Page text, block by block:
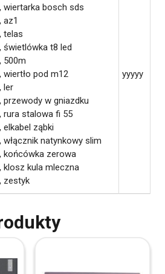
, wiertarka bosch sds
, az1
, telas
, świetlówka t8 led
, 500m
, wiertło pod m12
, ler
, przewody w gniazdku
, rura stalowa fi 55
, elkabel ząbki
, włącznik natynkowy slim
, końcówka zerowa
, klosz kula mleczna
, zestyk
yyyyy